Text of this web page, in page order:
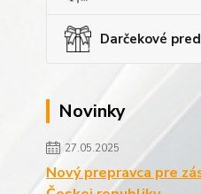
Darčekové
Novinky
27.05.2025
Nový prepravca pre